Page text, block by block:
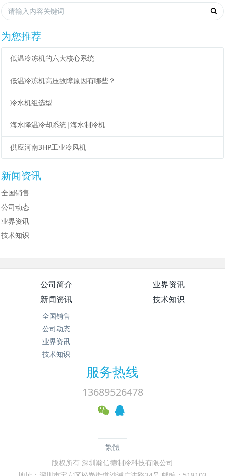
为您推荐
低温冷冻机的六大核心系统
低温冷冻机高压故障原因有哪些？
冷水机组选型
海水降温冷却系统|海水制冷机
供应河南3HP工业冷风机
新闻资讯
全国销售
公司动态
业界资讯
技术知识
公司简介
业界资讯
新闻资讯
全国销售
公司动态
业界资讯
技术知识
技术知识
服务热线
13689526478
繁體
版权所有 深圳瀚信德制冷科技有限公司